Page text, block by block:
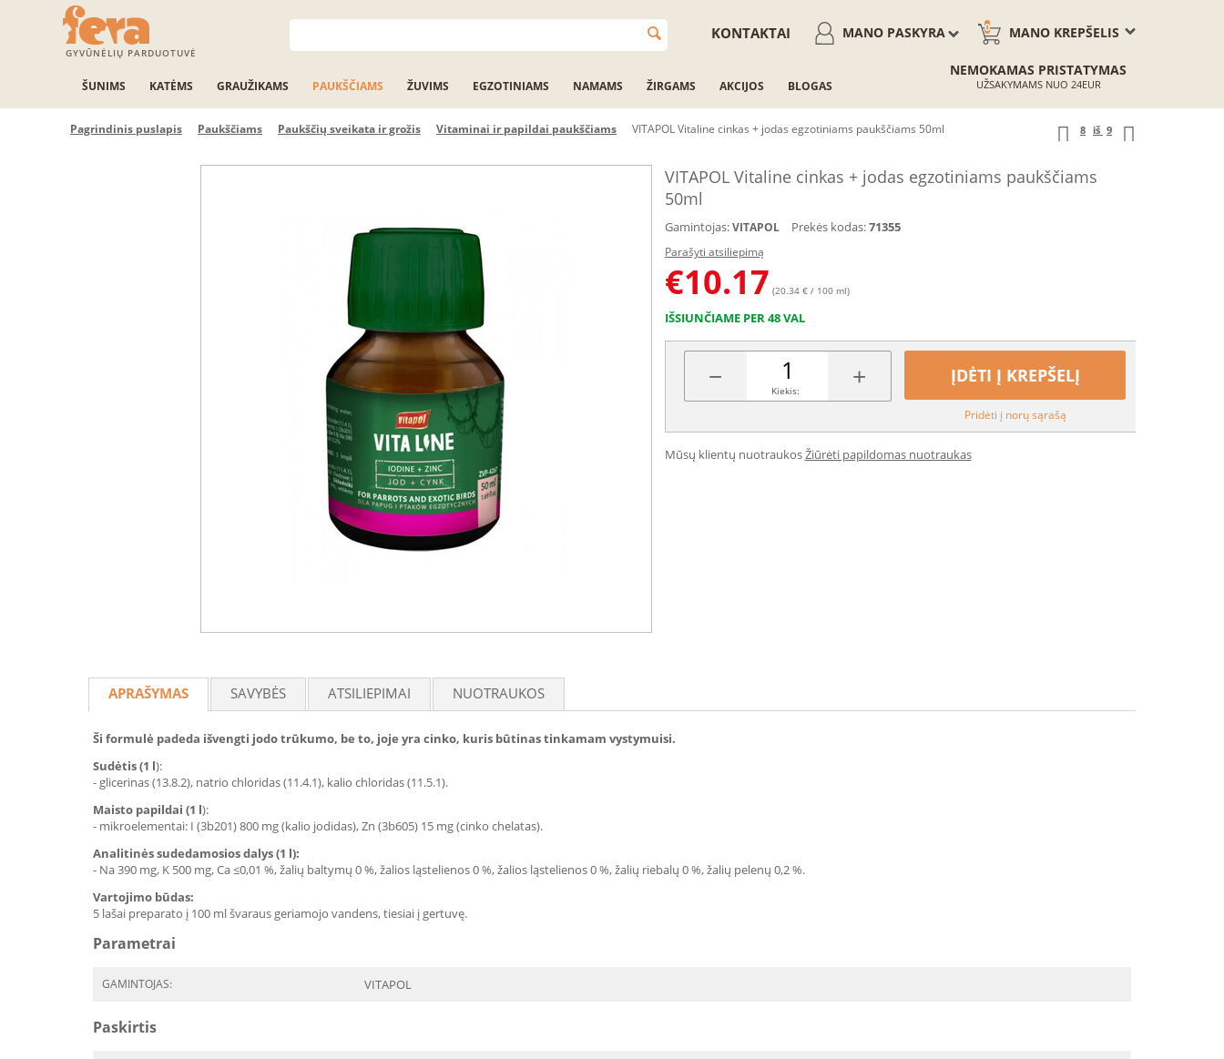
GYVŪNĖLIŲ PARDUOTUVĖ
MANO KREPŠELIS
0
MANO PASKYRA
KONTAKTAI
ŠUNIMS KATĖMS GRAUŽIKAMS PAUKŠČIAMS ŽUVIMS EGZOTINIAMS NAMAMS ŽIRGAMS AKCIJOS BLOGAS
NEMOKAMAS PRISTATYMAS
UŽSAKYMAMS NUO 24EUR
Pagrindinis puslapis Paukščiams Paukščių sveikata ir grožis Vitaminai ir papildai paukščiams VITAPOL Vitaline cinkas + jodas egzotiniams paukščiams 50ml 8 iš 9
VITAPOL Vitaline cinkas + jodas egzotiniams paukščiams
50ml
Gamintojas: VITAPOL Prekės kodas:71355
Parašyti atsiliepimą
€10.17 (20.34 € / 100 ml)
IŠSIUNČIAME PER 48 VAL
− +
Kiekis:
ĮDĖTI Į KREPŠELĮ
Pridėti į norų sąrašą
Mūsų klientų nuotraukosŽiūrėti papildomas nuotraukas
APRAŠYMAS SAVYBĖS ATSILIEPIMAI NUOTRAUKOS
Ši formulė padeda išvengti jodo trūkumo, be to, joje yra cinko, kuris būtinas tinkamam vystymuisi.
Sudėtis (1 l):
- glicerinas (13.8.2), natrio chloridas (11.4.1), kalio chloridas (11.5.1).
Maisto papildai (1 l):
- mikroelementai: I (3b201) 800 mg (kalio jodidas), Zn (3b605) 15 mg (cinko chelatas).
Analitinės sudedamosios dalys (1 l):
- Na 390 mg, K 500 mg, Ca ≤0,01 %, žalių baltymų 0 %, žalios ląstelienos 0 %, žalios ląstelienos 0 %, žalių riebalų 0 %, žalių pelenų 0,2 %.
Vartojimo būdas:
5 lašai preparato į 100 ml švaraus geriamojo vandens, tiesiai į gertuvę.
Parametrai
GAMINTOJAS: VITAPOL
Paskirtis